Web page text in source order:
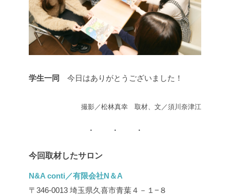
学生一同 今日はありがとうございました！
撮影／松林真幸 取材、文／須川奈津江
今回取材したサロン
N&A conti／有限会社N＆A
〒346-0013 埼玉県久喜市青葉４－１−８